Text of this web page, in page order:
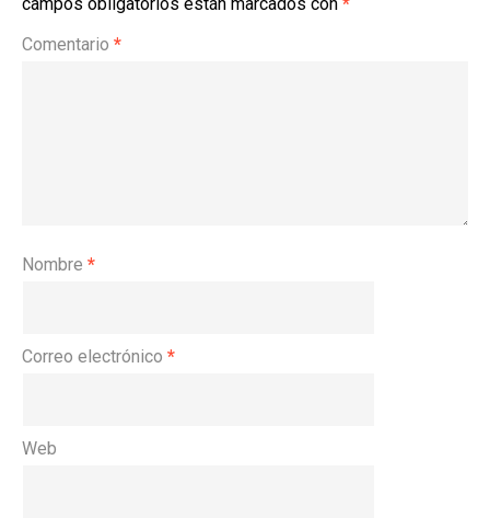
Comentario *
Nombre *
Correo electrónico *
Web